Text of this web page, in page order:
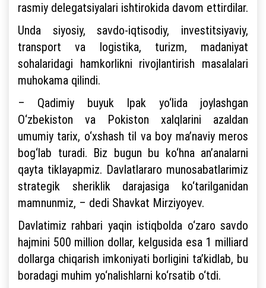
rasmiy delegatsiyalari ishtirokida davom ettirdilar.
Unda siyosiy, savdo-iqtisodiy, investitsiyaviy,
transport va logistika, turizm, madaniyat
sohalaridagi hamkorlikni rivojlantirish masalalari
muhokama qilindi.
– Qadimiy buyuk Ipak yo‘lida joylashgan
O‘zbekiston va Pokiston xalqlarini azaldan
umumiy tarix, o‘xshash til va boy ma’naviy meros
bog‘lab turadi. Biz bugun bu ko‘hna an’analarni
qayta tiklayapmiz. Davlatlararo munosabatlarimiz
strategik sheriklik darajasiga ko‘tarilganidan
mamnunmiz, – dedi Shavkat Mirziyoyev.
Davlatimiz rahbari yaqin istiqbolda o‘zaro savdo
hajmini 500 million dollar, kelgusida esa 1 milliard
dollarga chiqarish imkoniyati borligini ta’kidlab, bu
boradagi muhim yo‘nalishlarni ko‘rsatib o‘tdi.